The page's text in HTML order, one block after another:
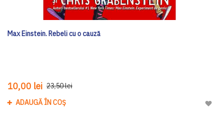
Max Einstein. Rebeli cu o cauză
10,00 lei 23,50 lei
ADAUGĂ ÎN COȘ